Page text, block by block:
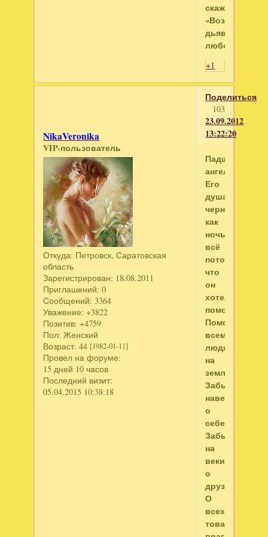
скажет:
«Воздушна
дьявольски
любовь!»
+1
Поделиться
103
23.09.2012
13:22:20
NikaVeronika
VIP-пользователь
Откуда: Петровск, Саратовская
область
Зарегистрирован: 18.08.2011
Приглашений: 0
Сообщений: 3364
Уважение: +3822
Позитив: +4759
Пол: Женский
Возраст: 44 [1982-01-11]
Провел на форуме:
15 дней 10 часов
Последний визит:
05.04.2015 10:38:18
Падший
ангел
Его
душа
черна
как
ночь,
всё
потому
что
он
хотел
помочь,
Помочь
всем
людям
на
земле,
Забыть
навеки
о
себе,
Забыть
на
веки
о
друзьях,
О
всех
товарищах,